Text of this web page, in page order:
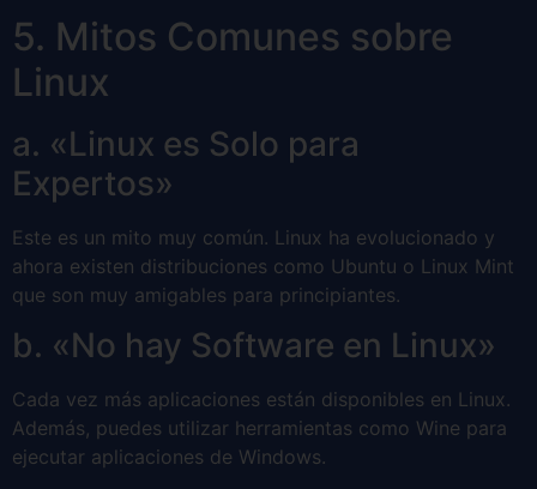
5. Mitos Comunes sobre
Linux
a. «Linux es Solo para
Expertos»
Este es un mito muy común. Linux ha evolucionado y
ahora existen distribuciones como Ubuntu o Linux Mint
que son muy amigables para principiantes.
b. «No hay Software en Linux»
Cada vez más aplicaciones están disponibles en Linux.
Además, puedes utilizar herramientas como Wine para
ejecutar aplicaciones de Windows.